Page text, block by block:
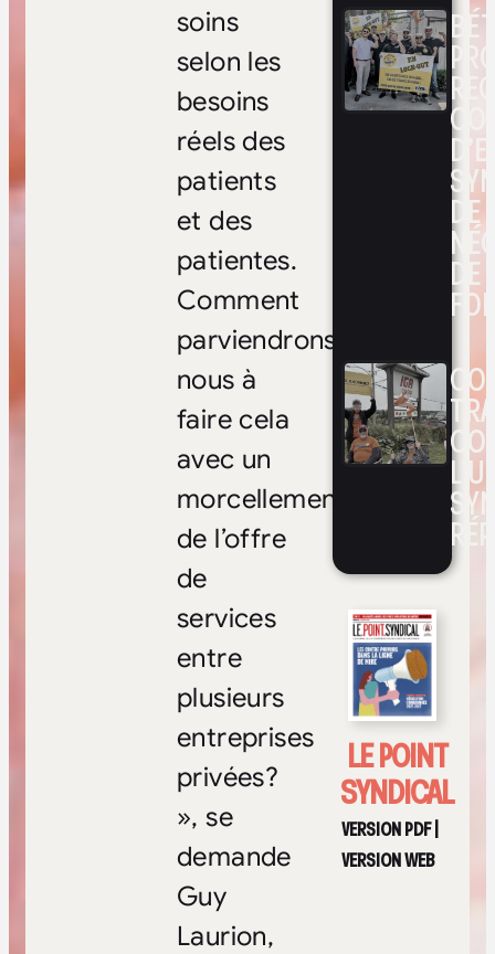
DE
DE
FOI
LE POINT
SYNDICAL
VERSION PDF|
VERSION WEB
soins
selon les
besoins
réels des
patients
et des
patientes.
Comment
parviendrons-
nous à
faire cela
avec un
morcellement
de l’offre
de
services
entre
plusieurs
entreprises
privées?
», se
demande
Guy
Laurion,